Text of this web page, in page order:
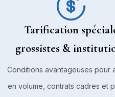
Tarification
grossistes &
Conditions avantageuses pour
en volume, contrats cadres et